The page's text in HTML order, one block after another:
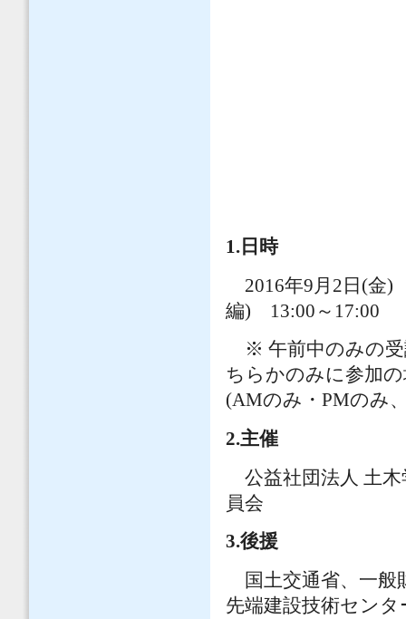
1.日時
2016年9月2日(金)
編) 13:00～17:00
※ 午前中のみの受
ちらかのみに参加
(AMのみ・PMのみ
2.主催
公益社団法人 土木
員会
3.後援
国土交通省、一般
先端建設技術セン